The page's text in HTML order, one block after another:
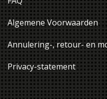
Algemene Voorwaarden
Annulering-, retour- en
Privacy-statement